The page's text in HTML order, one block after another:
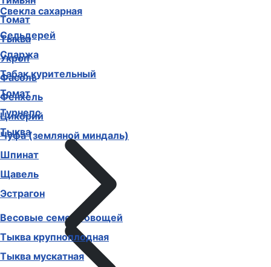
Томат
Тыква
Укроп
Фасоль
Фенхель
Цикорий
Чуфа (земляной миндаль)
Шпинат
Щавель
Эстрагон
Весовые семена овощей
Свекла сахарная
Сельдерей
Спаржа
Табак курительный
Томат
Турнепс
Тыква
Тыква крупноплодная
Тыква мускатная